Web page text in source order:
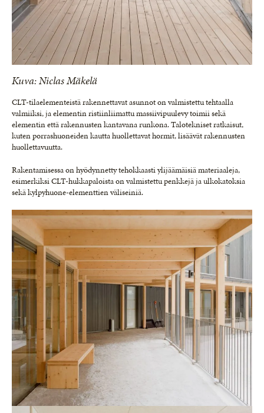
Kuva: Niclas Mäkelä
CLT-tilaelementeistä rakennettavat asunnot on valmistettu tehtaalla
valmiiksi, ja elementin ristiinliimattu massiivipuulevy toimii sekä
elementin että rakennusten kantavana runkona. Talotekniset ratkaisut,
kuten porrashuoneiden kautta huollettavat hormit, lisäävät rakennusten
huollettavuutta.
Rakentamisessa on hyödynnetty tehokkaasti ylijäämäisiä materiaaleja,
esimerkiksi CLT-hukkapaloista on valmistettu penkkejä ja ulkokatoksia
sekä kylpyhuone-elementtien väliseiniä.